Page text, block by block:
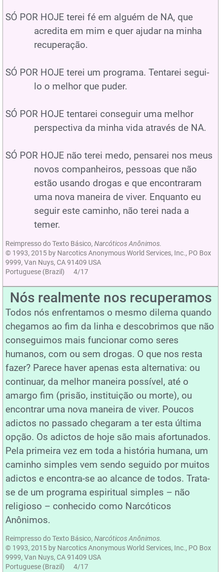
SÓ POR HOJE terei fé em alguém de NA, que
acredita em mim e quer ajudar na minha
recuperação.
SÓ POR HOJE terei um programa. Tentarei segui-
lo o melhor que puder.
SÓ POR HOJE tentarei conseguir uma melhor
perspectiva da minha vida através de NA.
SÓ POR HOJE não terei medo, pensarei nos meus
novos companheiros, pessoas que não
estão usando drogas e que encontraram
uma nova maneira de viver. Enquanto eu
seguir este caminho, não terei nada a
temer.
Reimpresso do Texto Básico, Narcóticos Anônimos.
© 1993, 2015 by Narcotics Anonymous World Services, Inc., PO Box
9999, Van Nuys, CA 91409 USA
Portuguese (Brazil) 4/17
Nós realmente nos recuperamos
Todos nós enfrentamos o mesmo dilema quando
chegamos ao fim da linha e descobrimos que não
conseguimos mais funcionar como seres
humanos, com ou sem drogas. O que nos resta
fazer? Parece haver apenas esta alternativa: ou
continuar, da melhor maneira possível, até o
amargo fim (prisão, instituição ou morte), ou
encontrar uma nova maneira de viver. Poucos
adictos no passado chegaram a ter esta última
opção. Os adictos de hoje são mais afortunados.
Pela primeira vez em toda a história humana, um
caminho simples vem sendo seguido por muitos
adictos e encontra-se ao alcance de todos. Trata-
se de um programa espiritual simples – não
religioso – conhecido como Narcóticos
Anônimos.
Reimpresso do Texto Básico, Narcóticos Anônimos.
© 1993, 2015 by Narcotics Anonymous World Services, Inc., PO Box
9999, Van Nuys, CA 91409 USA
Portuguese (Brazil) 4/17